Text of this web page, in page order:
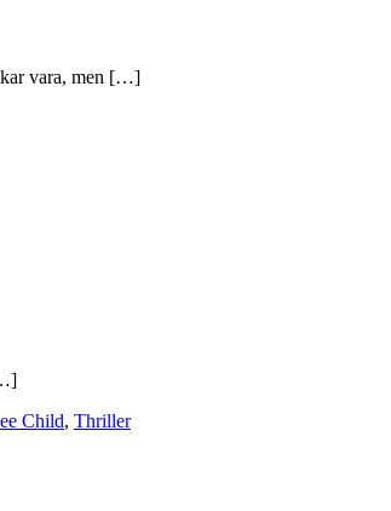
vara, men […]
Child, Thriller